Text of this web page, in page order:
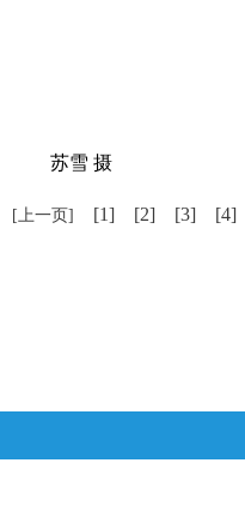
苏雪 摄
[上一页] [1] [2] [3] [4]